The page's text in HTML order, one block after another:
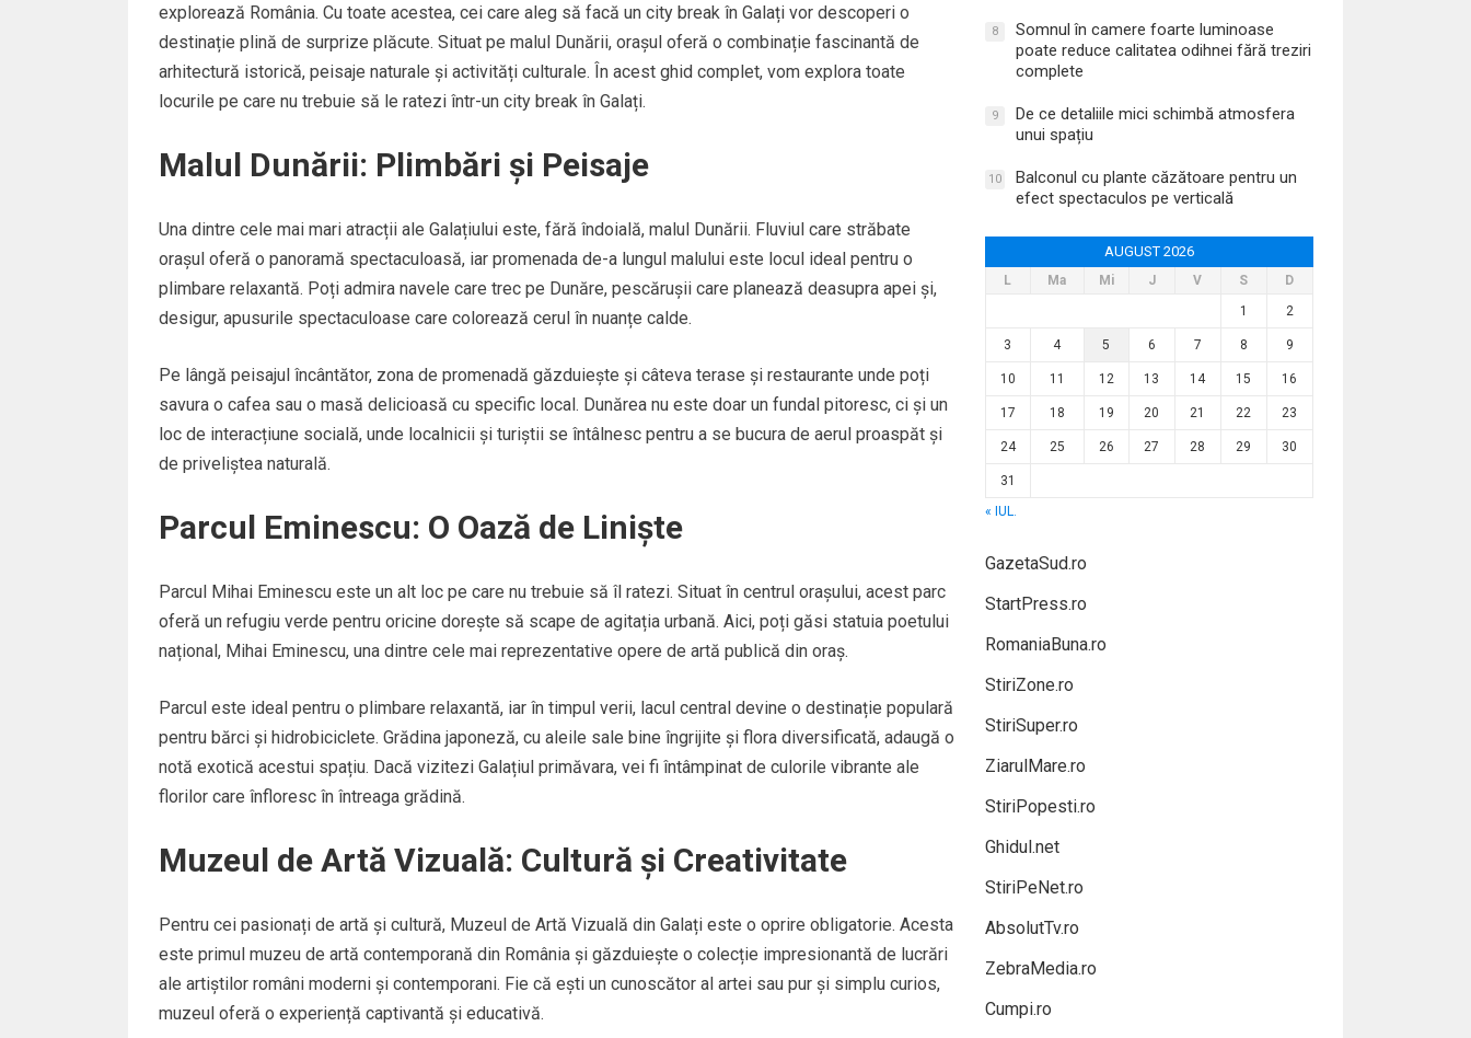
explorează România. Cu toate acestea, cei care aleg să facă un city break în Galați vor descoperi o
destinație plină de surprize plăcute. Situat pe malul Dunării, orașul oferă o combinație fascinantă de
arhitectură istorică, peisaje naturale și activități culturale. În acest ghid complet, vom explora toate
locurile pe care nu trebuie să le ratezi într-un city break în Galați.
Malul Dunării: Plimbări și Peisaje
Una dintre cele mai mari atracții ale Galațiului este, fără îndoială, malul Dunării. Fluviul care străbate
orașul oferă o panoramă spectaculoasă, iar promenada de-a lungul malului este locul ideal pentru o
plimbare relaxantă. Poți admira navele care trec pe Dunăre, pescărușii care planează deasupra apei și,
desigur, apusurile spectaculoase care colorează cerul în nuanțe calde.
Pe lângă peisajul încântător, zona de promenadă găzduiește și câteva terase și restaurante unde poți
savura o cafea sau o masă delicioasă cu specific local. Dunărea nu este doar un fundal pitoresc, ci și un
loc de interacțiune socială, unde localnicii și turiștii se întâlnesc pentru a se bucura de aerul proaspăt și
de priveliștea naturală.
Parcul Eminescu: O Oază de Liniște
Parcul Mihai Eminescu este un alt loc pe care nu trebuie să îl ratezi. Situat în centrul orașului, acest parc
oferă un refugiu verde pentru oricine dorește să scape de agitația urbană. Aici, poți găsi statuia poetului
național, Mihai Eminescu, una dintre cele mai reprezentative opere de artă publică din oraș.
Parcul este ideal pentru o plimbare relaxantă, iar în timpul verii, lacul central devine o destinație populară
pentru bărci și hidrobiciclete. Grădina japoneză, cu aleile sale bine îngrijite și flora diversificată, adaugă o
notă exotică acestui spațiu. Dacă vizitezi Galațiul primăvara, vei fi întâmpinat de culorile vibrante ale
florilor care înfloresc în întreaga grădină.
Muzeul de Artă Vizuală: Cultură și Creativitate
Pentru cei pasionați de artă și cultură, Muzeul de Artă Vizuală din Galați este o oprire obligatorie. Acesta
este primul muzeu de artă contemporană din România și găzduiește o colecție impresionantă de lucrări
ale artiștilor români moderni și contemporani. Fie că ești un cunoscător al artei sau pur și simplu curios,
muzeul oferă o experiență captivantă și educativă.
8
Somnul în camere foarte luminoase
poate reduce calitatea odihnei fără treziri
complete
9
De ce detaliile mici schimbă atmosfera
unui spațiu
10
Balconul cu plante căzătoare pentru un
efect spectaculos pe verticală
AUGUST 2026
L Ma Mi J V S
D
1
2
3 4 5 6 7 8 9
10 11 12 13 14 15 16
17 18 19 20 21 22 23
24 25 26 27 28 29 30
31
« IUL.
GazetaSud.ro
StartPress.ro
RomaniaBuna.ro
StiriZone.ro
StiriSuper.ro
ZiarulMare.ro
StiriPopesti.ro
Ghidul.net
StiriPeNet.ro
AbsolutTv.ro
ZebraMedia.ro
Cumpi.ro